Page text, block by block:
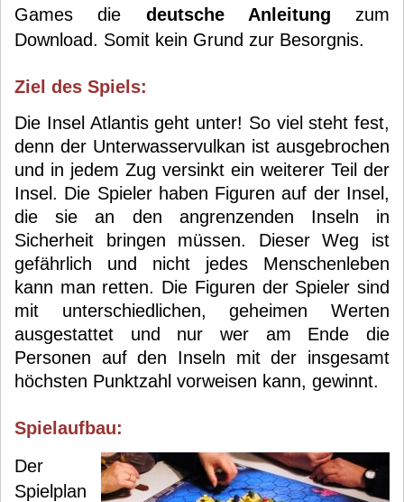
Games die deutsche Anleitung zum
Download. Somit kein Grund zur Besorgnis.
Ziel des Spiels:
Die Insel Atlantis geht unter! So viel steht fest,
denn der Unterwasservulkan ist ausgebrochen
und in jedem Zug versinkt ein weiterer Teil der
Insel. Die Spieler haben Figuren auf der Insel,
die sie an den angrenzenden Inseln in
Sicherheit bringen müssen. Dieser Weg ist
gefährlich und nicht jedes Menschenleben
kann man retten. Die Figuren der Spieler sind
mit unterschiedlichen, geheimen Werten
ausgestattet und nur wer am Ende die
Personen auf den Inseln mit der insgesamt
höchsten Punktzahl vorweisen kann, gewinnt.
Spielaufbau:
Der
Spielplan